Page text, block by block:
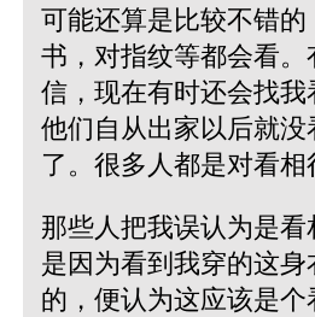
可能还算是比较不错
书，对指纹等都会看。
信，现在有时还会找
他们自从出家以后就
了。很多人都是对看相
那些人把我误认为是
是因为看到我穿的这
的，便认为这应该是